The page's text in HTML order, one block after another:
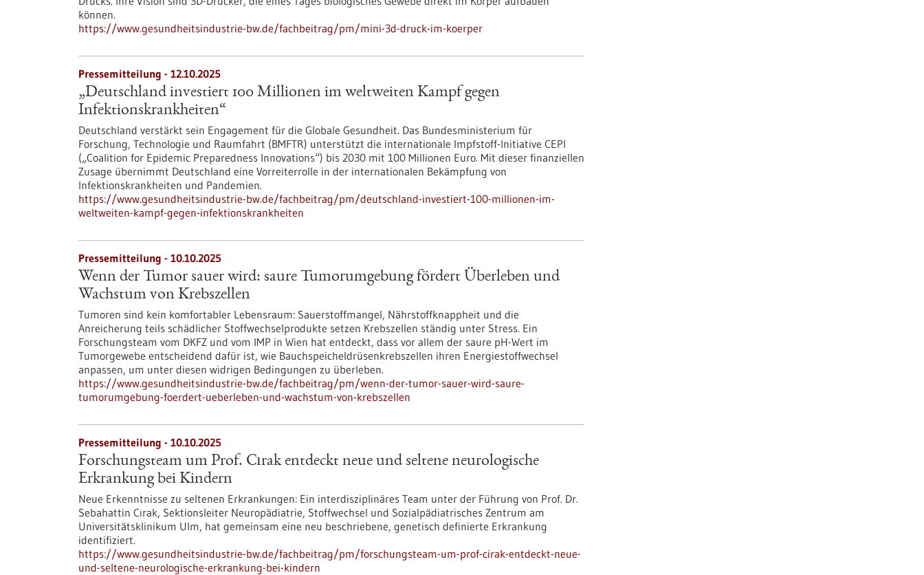
können.
https://www.gesundheitsindustrie-bw.de/fachbeitrag/pm/mini-3d-druck-im-koerper
Pressemitteilung - 12.10.2025
„Deutschland investiert 100 Millionen im weltweiten Kampf gegen
Infektionskrankheiten“
Deutschland verstärkt sein Engagement für die Globale Gesundheit. Das Bundesministerium für
Forschung, Technologie und Raumfahrt (BMFTR) unterstützt die internationale Impfstoff-Initiative CEPI
(„Coalition for Epidemic Preparedness Innovations“) bis 2030 mit 100 Millionen Euro. Mit dieser finanziellen
Zusage übernimmt Deutschland eine Vorreiterrolle in der internationalen Bekämpfung von
Infektionskrankheiten und Pandemien.
https://www.gesundheitsindustrie-bw.de/fachbeitrag/pm/deutschland-investiert-100-millionen-im-
weltweiten-kampf-gegen-infektionskrankheiten
Pressemitteilung - 10.10.2025
Wenn der Tumor sauer wird: saure Tumorumgebung fördert Überleben und
Wachstum von Krebszellen
Tumoren sind kein komfortabler Lebensraum: Sauerstoffmangel, Nährstoffknappheit und die
Anreicherung teils schädlicher Stoffwechselprodukte setzen Krebszellen ständig unter Stress. Ein
Forschungsteam vom DKFZ und vom IMP in Wien hat entdeckt, dass vor allem der saure pH-Wert im
Tumorgewebe entscheidend dafür ist, wie Bauchspeicheldrüsenkrebszellen ihren Energiestoffwechsel
anpassen, um unter diesen widrigen Bedingungen zu überleben.
https://www.gesundheitsindustrie-bw.de/fachbeitrag/pm/wenn-der-tumor-sauer-wird-saure-
tumorumgebung-foerdert-ueberleben-und-wachstum-von-krebszellen
Pressemitteilung - 10.10.2025
Forschungsteam um Prof. Cırak entdeckt neue und seltene neurologische
Erkrankung bei Kindern
Neue Erkenntnisse zu seltenen Erkrankungen: Ein interdisziplinäres Team unter der Führung von Prof. Dr.
Sebahattin Cırak, Sektionsleiter Neuropädiatrie, Stoffwechsel und Sozialpädiatrisches Zentrum am
Universitätsklinikum Ulm, hat gemeinsam eine neu beschriebene, genetisch definierte Erkrankung
identifiziert.
https://www.gesundheitsindustrie-bw.de/fachbeitrag/pm/forschungsteam-um-prof-cirak-entdeckt-neue-
und-seltene-neurologische-erkrankung-bei-kindern